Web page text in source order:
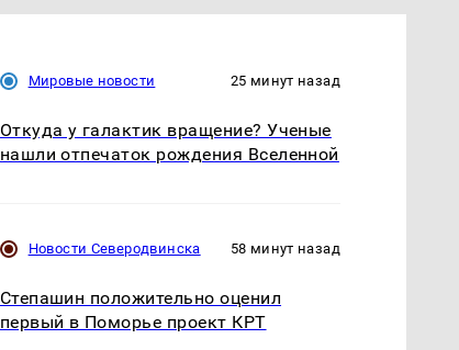
Мировые новости 25 минут назад
Откуда у галактик вращение? Ученые
нашли отпечаток рождения Вселенной
Новости Северодвинска 58 минут назад
Степашин положительно оценил
первый в Поморье проект КРТ